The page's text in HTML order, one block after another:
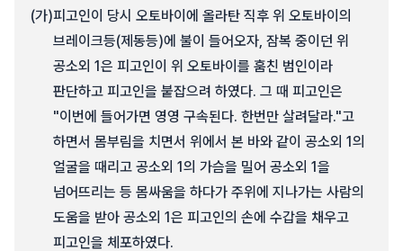
(가)피고인이 당시 오토바이에 올라탄 직후 위 오토바이의
브레이크등(제동등)에 불이 들어오자, 잠복 중이던 위
공소외 1은 피고인이 위 오토바이를 훔친 범인이라
판단하고 피고인을 붙잡으려 하였다. 그 때 피고인은
"이번에 들어가면 영영 구속된다. 한번만 살려달라."고
하면서 몸부림을 치면서 위에서 본 바와 같이 공소외 1의
얼굴을 때리고 공소외 1의 가슴을 밀어 공소외 1을
넘어뜨리는 등 몸싸움을 하다가 주위에 지나가는 사람의
도움을 받아 공소외 1은 피고인의 손에 수갑을 채우고
피고인을 체포하였다.